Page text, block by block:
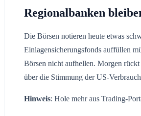
Regionalbanken
Die Börsen notieren heute etwas
Einlagensicherungsfonds auffüllen
Börsen nicht aufhellen. Morgen
über die Stimmung der US-
Hinweis: Hole mehr aus Trading-